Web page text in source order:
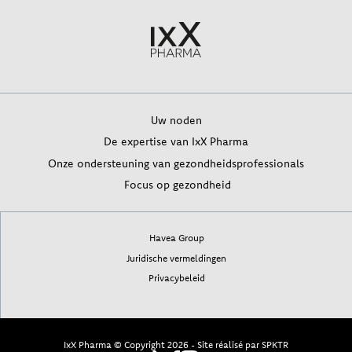
Uw noden
De expertise van IxX Pharma
Onze ondersteuning van gezondheidsprofessionals
Focus op gezondheid
Havea Group
Juridische vermeldingen
Privacybeleid
IxX Pharma © Copyright 2026 - Site réalisé par SPKTR